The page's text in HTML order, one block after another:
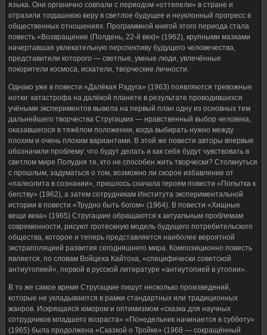
языка. Они органично совпали с периодом «оттепели» в стране и
отразили тогдашнюю веру в светлое будущее и неуклонный прогресс в
общественных отношениях. Программной книгой этого периода стала
повесть «Возвращение (Полдень, 22-й век)» (1962), крупными мазками
начертавшая увлекательную перспективу будущего человечества,
представители которого — светлые, умные люди, увлечённые
покорители космоса, искатели, творческие личности.
Однако уже в повести «Далёкая Радуга» (1963) появляются тревожные
нотки: катастрофа на далёкой планете в результате проводившихся
учёными экспериментов вывела на первый план одну из основных тем
дальнейшего творчества Стругацких — нравственный выбор человека,
оказавшегося в тяжёлом положении, когда выбирать нужно между
плохим и очень плохим вариантами. В этой же повести авторы впервые
обозначили проблему: что будут делать и как себя будут чувствовать в
светлом мире Полудня те, кто не способен жить творчески? Столкнуться
с прошлым, задуматься о том, возможно ли скорое избавление от
«палеолита в сознании», пришлось сначала героям повести «Попытка к
бегству» (1962), а затем сотрудникам Института экспериментальной
истории в повести «Трудно быть богом» (1964). В повести «Хищные
вещи века» (1965) Стругацкие обращаются к актуальным проблемам
современности, рисуют гротескную модель будущего потребительского
общества, которое и теперь представляется наиболее вероятной
экстраполяцией развития сегодняшнего мира. Композиционно повесть
является, по словам Войцеха Кайтоха, «специфически советской
антиутопией», первой в русской литературе «антиутопией в утопии».
В то же самое время Стругацкие пишут несколько произведений,
которые не укладываются в рамки стандартных или традиционных
жанров. Искрящаяся юмором и оптимизмом «сказка для научных
сотрудников младшего возраста» «Понедельник начинается в субботу»
(1965) была продолжена «Сказкой о Тройке» (1968 — сокращённый